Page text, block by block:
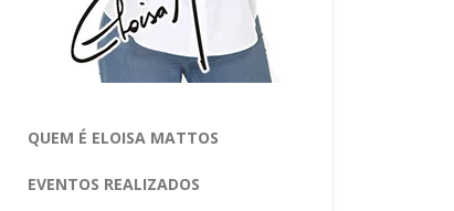
QUEM É ELOISA MATTOS
EVENTOS REALIZADOS